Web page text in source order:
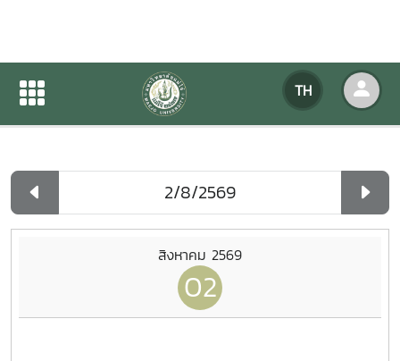
TH
ปฏิทินกิจกรรมของหน่วยงาน
ปฏิทินกิจกรรมของหน่วยงาน
สิงหาคม 2569
02